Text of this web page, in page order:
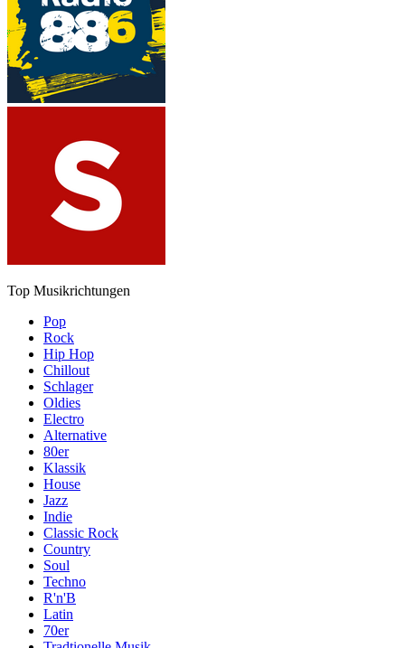
Top Musikrichtungen
Pop
Rock
Hip Hop
Chillout
Schlager
Oldies
Electro
Alternative
80er
Klassik
House
Jazz
Indie
Classic Rock
Country
Soul
Techno
R'n'B
Latin
70er